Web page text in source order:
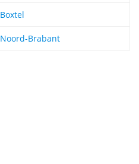
Boxtel
Noord-Brabant